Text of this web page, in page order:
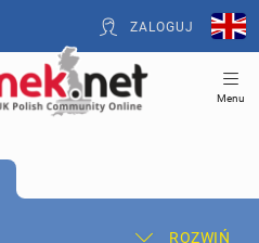
ZALOGUJ
Menu
ROZWIŃ